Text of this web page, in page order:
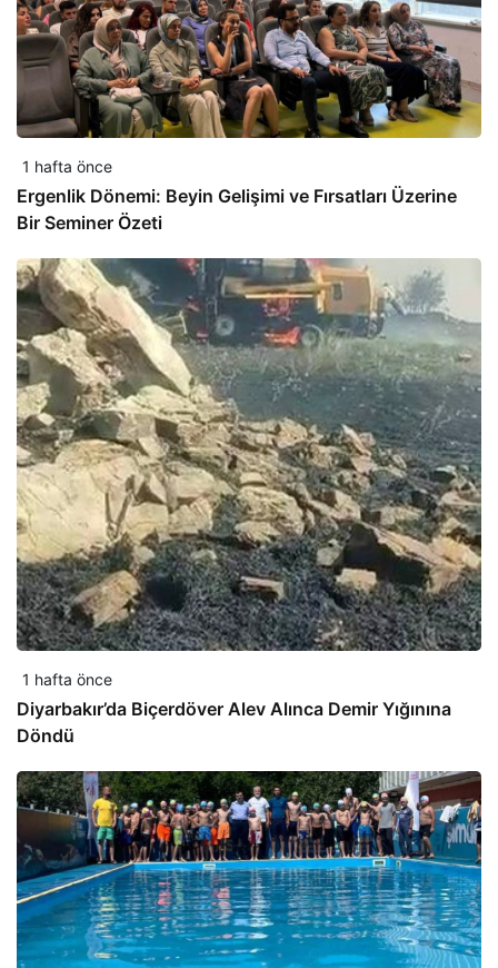
1 hafta önce
Ergenlik Dönemi: Beyin Gelişimi ve Fırsatları Üzerine
Bir Seminer Özeti
1 hafta önce
Diyarbakır’da Biçerdöver Alev Alınca Demir Yığınına
Döndü